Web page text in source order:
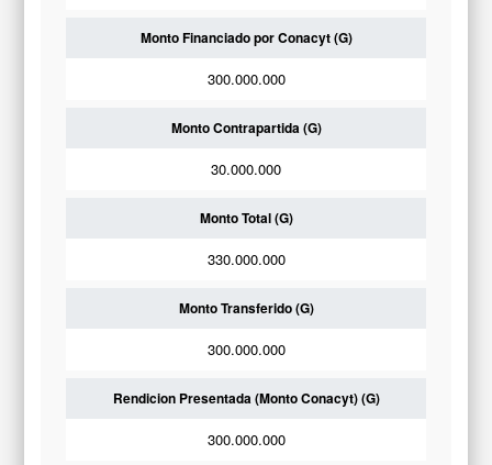
Monto Financiado por Conacyt (G)
300.000.000
Monto Contrapartida (G)
30.000.000
Monto Total (G)
330.000.000
Monto Transferido (G)
300.000.000
Rendicion Presentada (Monto Conacyt) (G)
300.000.000